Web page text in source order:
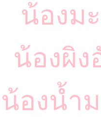
น้องม
น้องผิ
น้องน้ำ